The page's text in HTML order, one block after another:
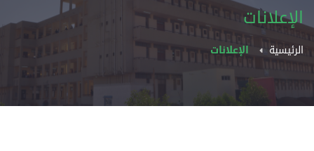
الإعلانات
الرئيسية الإعلانات